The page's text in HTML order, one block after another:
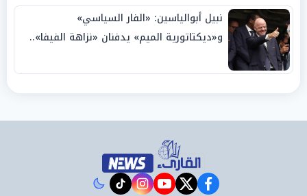
نبيل أبوالياسين: «الفار السياسي»
و«ديكتاتورية الميم» يدفنان «نزاهة الفيفا»..
facebook
twitter
youtube
instagram
tiktok